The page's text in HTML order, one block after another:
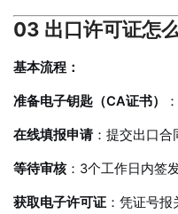
03 出口许可证怎
基本流程：
准备电子钥匙（CA证书）
在线填报申请 ：提交出口
等待审核：3个工作日内签
获取电子许可证 ：凭证号报